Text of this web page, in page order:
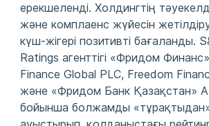
ерекшеленді. Холдингтің
және комплаенс жүйесін
күш-жігері позитивті бағаланды.
Ratings агенттігі «Фридом
Finance Global PLC, Freedom
және «Фридом Банк Қазақстан»
бойынша болжамды «тұрақтыдан»